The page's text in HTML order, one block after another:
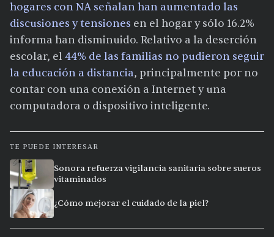
hogares con NA señalan han aumentado las
discusiones y tensiones en el hogar y sólo 16.2%
informa han disminuido. Relativo a la deserción
escolar, el 44% de las familias no pudieron seguir
la educación a distancia, principalmente por no
contar con una conexión a Internet y una
computadora o dispositivo inteligente.
TE PUEDE INTERESAR
Sonora refuerza vigilancia sanitaria sobre sueros
vitaminados
¿Cómo mejorar el cuidado de la piel?